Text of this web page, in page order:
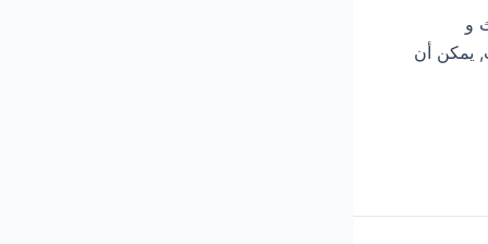
و
يمكن أن